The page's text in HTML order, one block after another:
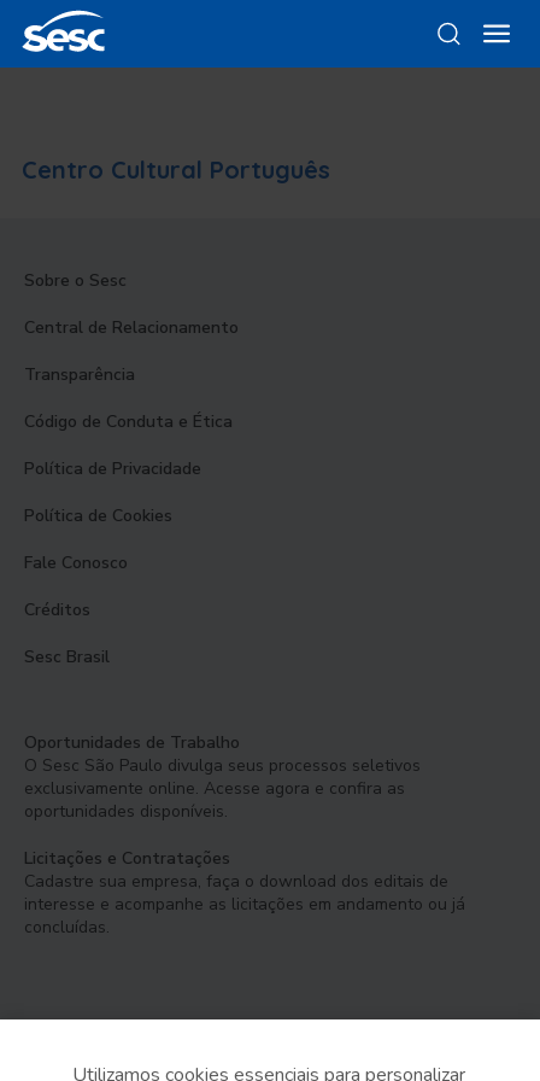
Centro Cultural Português
Sobre o Sesc
Central de Relacionamento
Transparência
Código de Conduta e Ética
Política de Privacidade
Política de Cookies
Fale Conosco
Créditos
Sesc Brasil
Oportunidades de Trabalho
O Sesc São Paulo divulga seus processos seletivos
exclusivamente online. Acesse agora e confira as
oportunidades disponíveis.
Licitações e Contratações
Cadastre sua empresa, faça o download dos editais de
interesse e acompanhe as licitações em andamento ou já
concluídas.
Utilizamos cookies essenciais para personalizar